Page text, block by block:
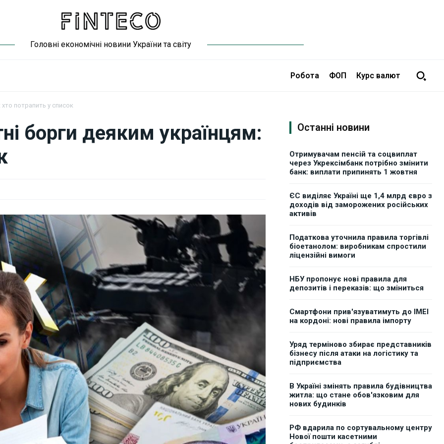
Головні економічні новини України та світу
Робота ФОП Курс валют
потрапить у список
борги деяким українцям:
Останні новини
Отримувачам пенсій та соцвиплат
через Укрексімбанк потрібно змінити
банк: виплати припинять 1 жовтня
ЄС виділяє Україні ще 1,4 млрд євро з
доходів від заморожених російських
активів
Податкова уточнила правила торгівлі
біоетанолом: виробникам спростили
ліцензійні вимоги
НБУ пропонує нові правила для
депозитів і переказів: що зміниться
Смартфони прив'язуватимуть до IMEI
на кордоні: нові правила імпорту
Уряд терміново збирає представників
бізнесу після атаки на логістику та
підприємства
В Україні змінять правила будівництва
житла: що стане обов'язковим для
нових будинків
РФ вдарила по сортувальному центру
Нової пошти касетними